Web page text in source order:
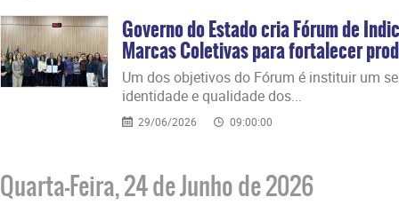
Governo do Estado cria Fórum de
Marcas Coletivas para fortalecer
​Um dos objetivos do Fórum é instituir um
identidade e qualidade dos...
29/06/2026 09:00:00
Quarta-Feira, 24 de Junho de 2026